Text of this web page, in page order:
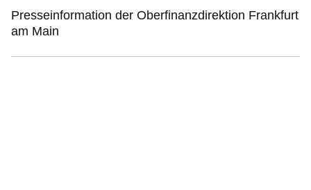
Presseinformation der Oberfinanzdirektion Frankfurt
am Main